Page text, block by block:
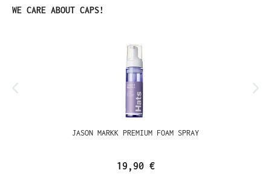
Ignorer la galerie de produits
WE CARE ABOUT CAPS!
JASON MARKK PREMIUM FOAM SPRAY
19,90 €